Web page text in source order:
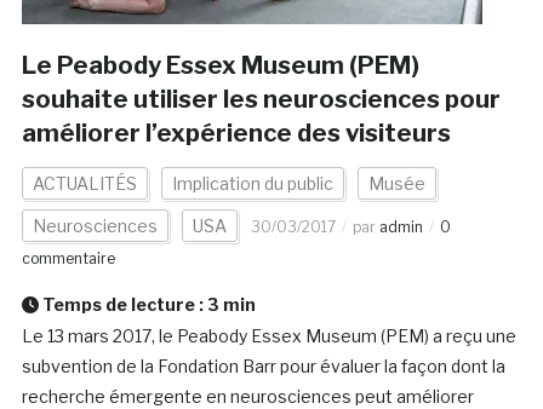
Le Peabody Essex Museum (PEM)
souhaite utiliser les neurosciences pour
améliorer l’expérience des visiteurs
ACTUALITÉS Implication du public Musée
Neurosciences USA 30/03/2017 par admin
0
commentaire
Temps de lecture : 3 min
Le 13 mars 2017, le Peabody Essex Museum (PEM) a reçu une
subvention de la Fondation Barr pour évaluer la façon dont la
recherche émergente en neurosciences peut améliorer